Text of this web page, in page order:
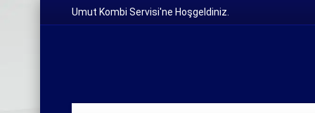
Umut Kombi Servisi'ne Hoşgeldiniz.